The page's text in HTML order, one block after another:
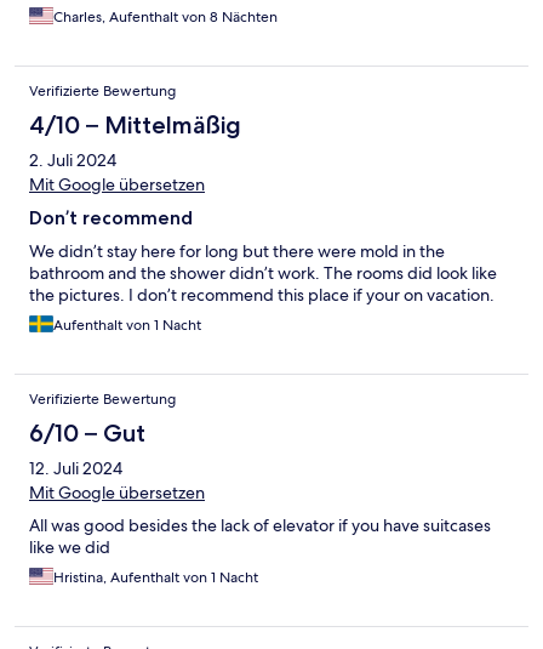
Charles, Aufenthalt von 8 Nächten
Verifizierte Bewertung
4/10 – Mittelmäßig
2. Juli 2024
Mit Google übersetzen
Don’t recommend
We didn’t stay here for long but there were mold in the
bathroom and the shower didn’t work. The rooms did look like
the pictures. I don’t recommend this place if your on vacation.
Aufenthalt von 1 Nacht
Verifizierte Bewertung
6/10 – Gut
12. Juli 2024
Mit Google übersetzen
All was good besides the lack of elevator if you have suitcases
like we did
Hristina, Aufenthalt von 1 Nacht